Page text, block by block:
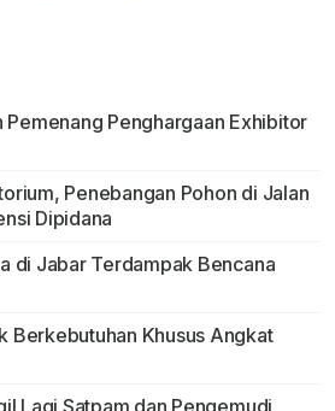
Pemenang Penghargaan Exhibitor
Penebangan Pohon di Jalan
Dipidana
di Jabar Terdampak Bencana
Berkebutuhan Khusus Angkat